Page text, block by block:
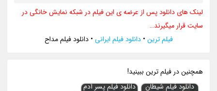
لینک های دانلود پس از عرضه ی این فیلم در شبکه نمایش خانگی در
سایت قرار میگیرند…
فیلم ترین •دانلود فیلم ایرانی •دانلود فیلم مداح
همچنين در فيلم ترين ببينيد!
دانلود فیلم شیطان
دانلود فیلم پسر آدم